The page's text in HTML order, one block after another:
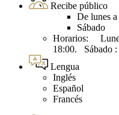
Recibe público
De lunes
Sábado
Horarios:
18:00. Sábado
Lengua
Inglés
Español
Francés